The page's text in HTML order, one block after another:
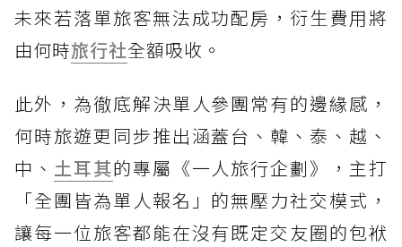
未來若落單旅客無法成功配房，衍生費用將
由何時旅行社全額吸收。
此外，為徹底解決單人參團常有的邊緣感，
何時旅遊更同步推出涵蓋台、韓、泰、越、
中、 土耳其的專屬《一人旅行企劃》，主打
「全團皆為單人報名」的無壓力社交模式，
讓每一位旅客都能在沒有既定交友圈的包袱